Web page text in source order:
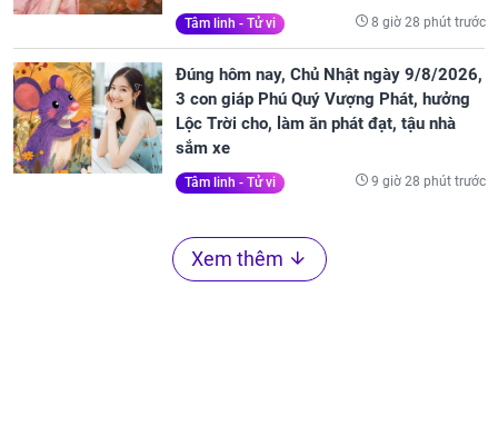
Tâm linh - Tử vi 8 giờ 28 phút trước
Đúng hôm nay, Chủ Nhật ngày 9/8/2026,
3 con giáp Phú Quý Vượng Phát, hưởng
Lộc Trời cho, làm ăn phát đạt, tậu nhà
sắm xe
Tâm linh - Tử vi 9 giờ 28 phút trước
Xem thêm